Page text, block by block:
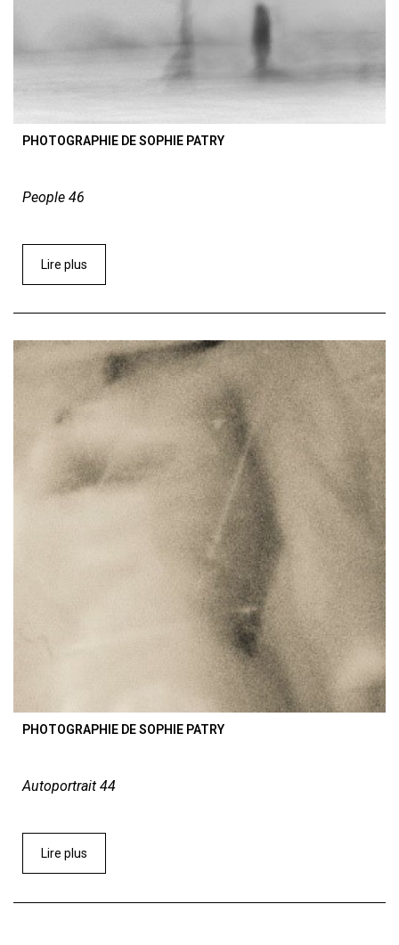
PHOTOGRAPHIE DE SOPHIE PATRY
People 46
Lire plus
PHOTOGRAPHIE DE SOPHIE PATRY
Autoportrait 44
Lire plus